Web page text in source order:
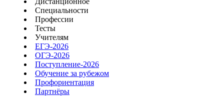
Специальности
Профессии
Тесты
Учителям
ЕГЭ-2026
ОГЭ-2026
Поступление-2026
Обучение за рубежом
Профориентация
Партнёры